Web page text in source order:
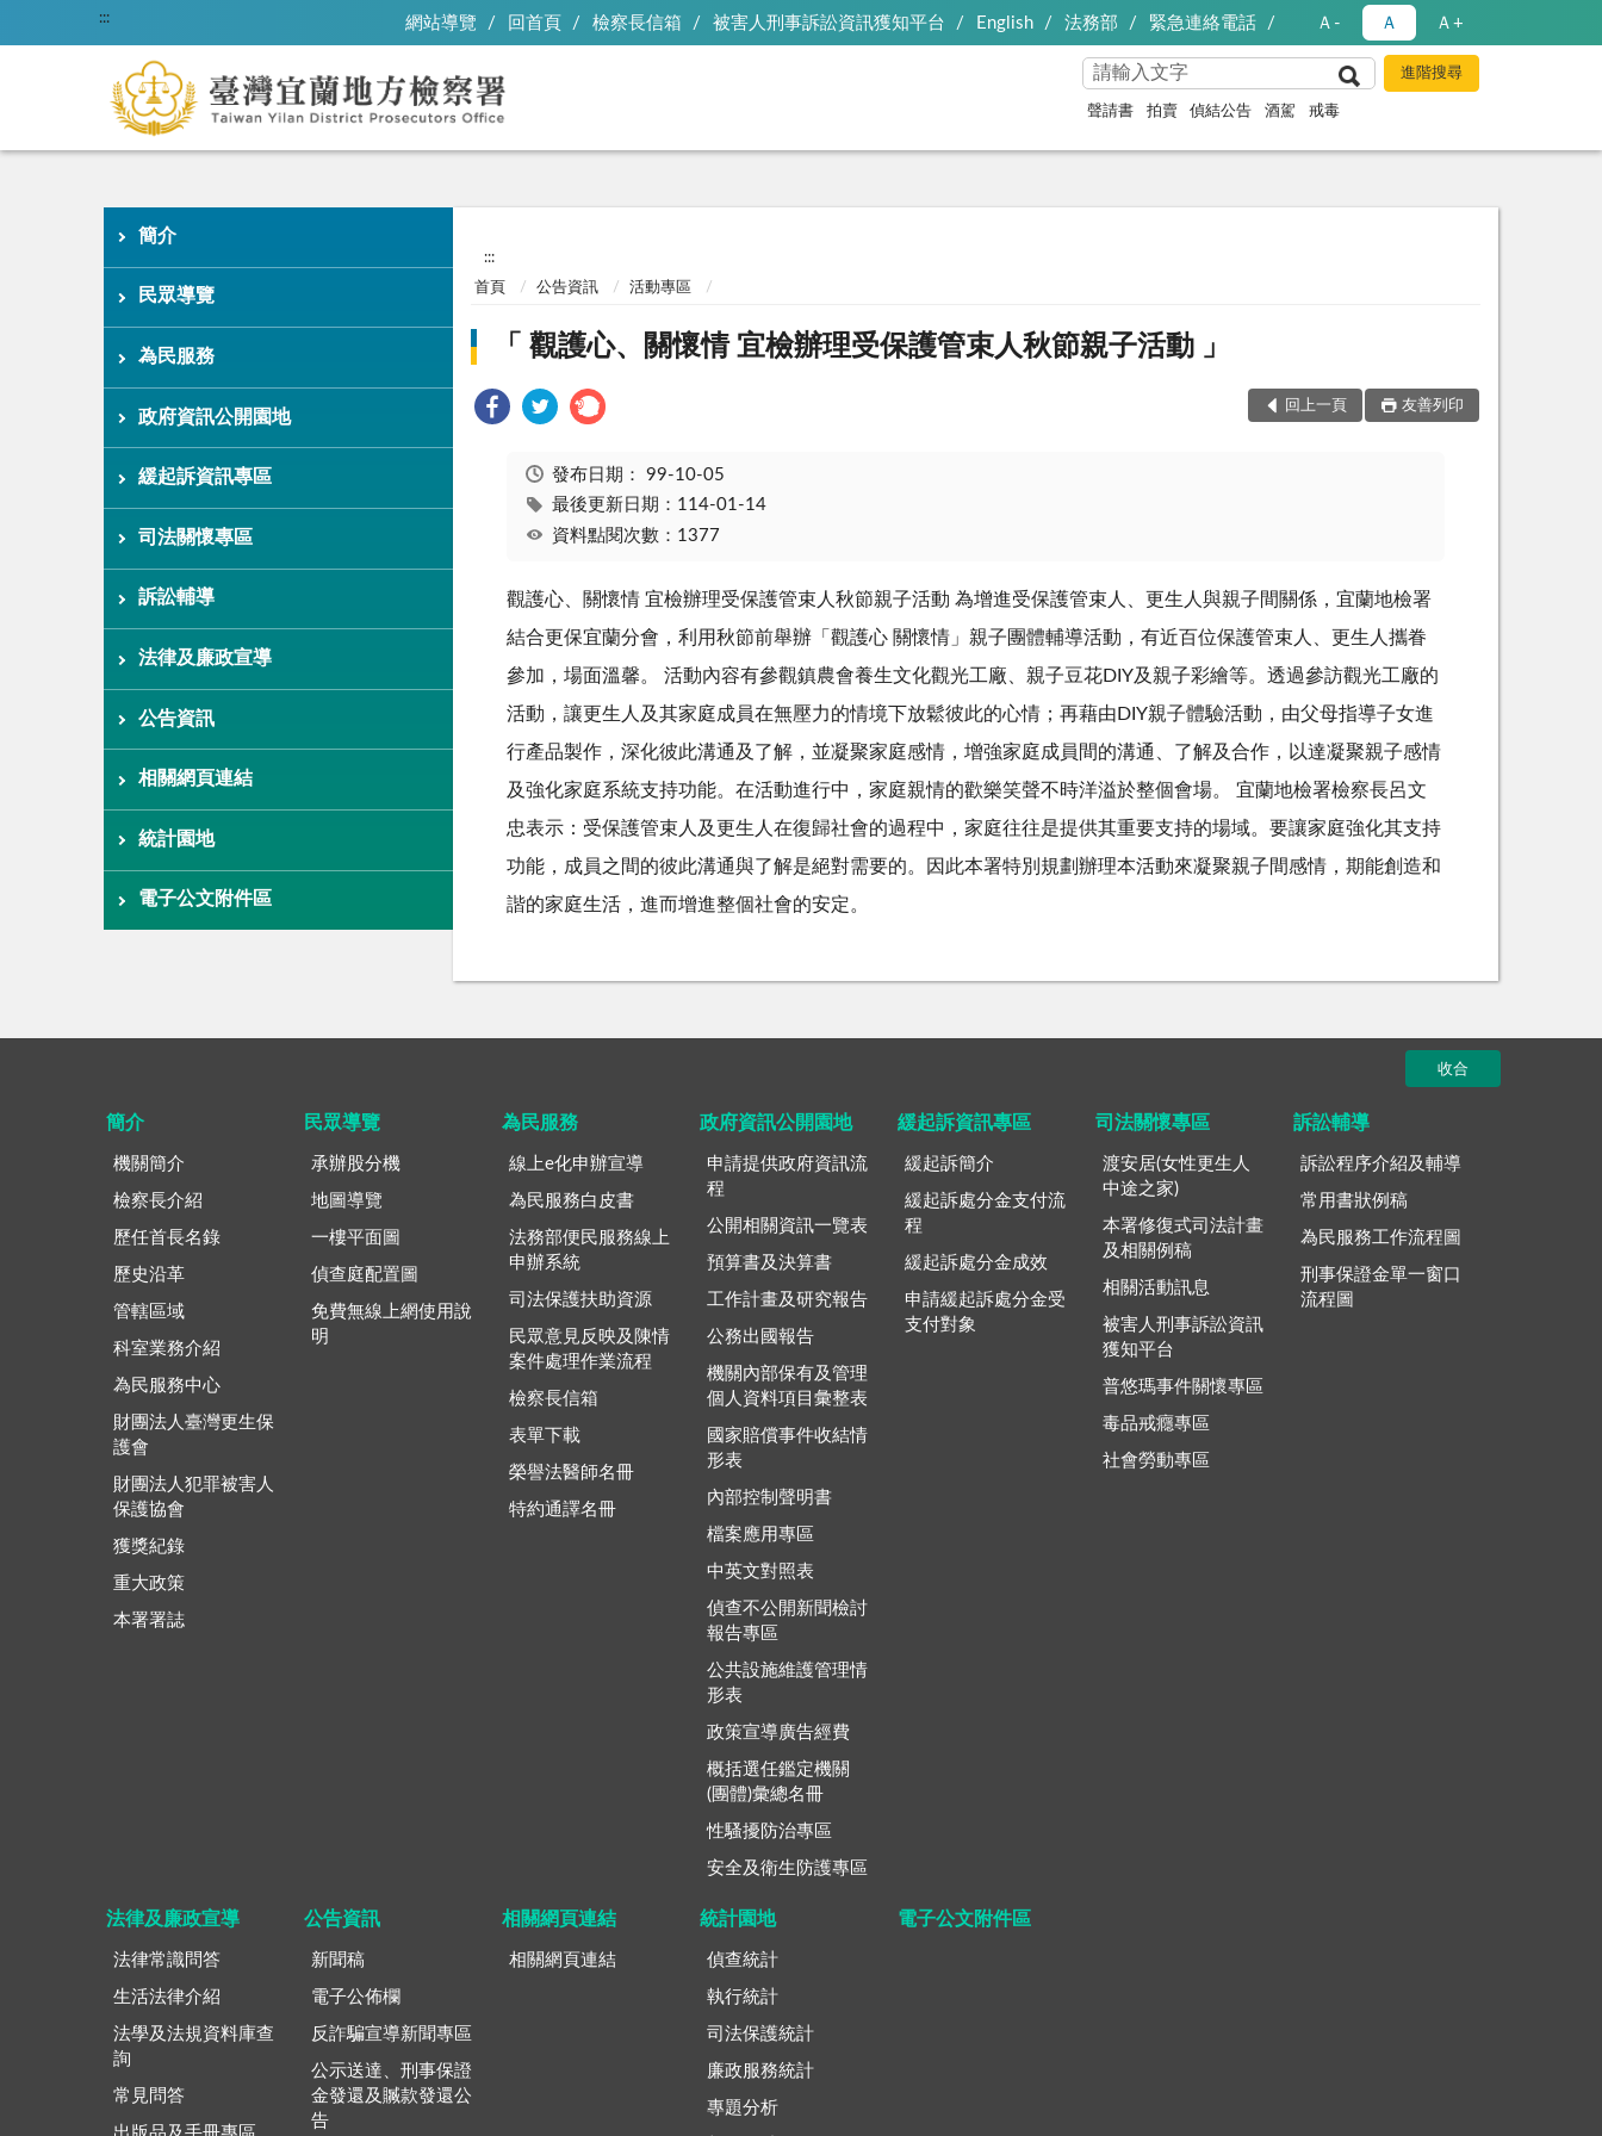
::: 網站導覽 回首頁 檢察長信箱 被害人刑事訴訟資訊獲知平台 English 法務部 緊急連絡電話 Ａ- Ａ Ａ+
聲請書 拍賣 偵結公告 酒駕 戒毒
簡介
民眾導覽
為民服務
政府資訊公開園地
緩起訴資訊專區
司法關懷專區
訴訟輔導
法律及廉政宣導
公告資訊
相關網頁連結
統計園地
電子公文附件區
:::
首頁 公告資訊 活動專區
「 觀護心、關懷情 宜檢辦理受保護管束人秋節親子活動 」
回上一頁 友善列印
發布日期： 99-10-05
最後更新日期：114-01-14
資料點閱次數：1377
觀護心、關懷情 宜檢辦理受保護管束人秋節親子活動 為增進受保護管束人、更生人與親子間關係，宜蘭地檢署
結合更保宜蘭分會，利用秋節前舉辦「觀護心 關懷情」親子團體輔導活動，有近百位保護管束人、更生人攜眷
參加，場面溫馨。 活動內容有參觀鎮農會養生文化觀光工廠、親子豆花DIY及親子彩繪等。透過參訪觀光工廠的
活動，讓更生人及其家庭成員在無壓力的情境下放鬆彼此的心情；再藉由DIY親子體驗活動，由父母指導子女進
行產品製作，深化彼此溝通及了解，並凝聚家庭感情，增強家庭成員間的溝通、了解及合作，以達凝聚親子感情
及強化家庭系統支持功能。在活動進行中，家庭親情的歡樂笑聲不時洋溢於整個會場。 宜蘭地檢署檢察長呂文
忠表示：受保護管束人及更生人在復歸社會的過程中，家庭往往是提供其重要支持的場域。要讓家庭強化其支持
功能，成員之間的彼此溝通與了解是絕對需要的。因此本署特別規劃辦理本活動來凝聚親子間感情，期能創造和
諧的家庭生活，進而增進整個社會的安定。
收合
簡介
機關簡介
檢察長介紹
歷任首長名錄
歷史沿革
管轄區域
科室業務介紹
為民服務中心
財團法人臺灣更生保
護會
財團法人犯罪被害人
保護協會
獲獎紀錄
重大政策
本署署誌
民眾導覽
承辦股分機
地圖導覽
一樓平面圖
偵查庭配置圖
免費無線上網使用說
明
為民服務
線上e化申辦宣導
為民服務白皮書
法務部便民服務線上
申辦系統
司法保護扶助資源
民眾意見反映及陳情
案件處理作業流程
檢察長信箱
表單下載
榮譽法醫師名冊
特約通譯名冊
政府資訊公開園地
申請提供政府資訊流
程
公開相關資訊一覽表
預算書及決算書
工作計畫及研究報告
公務出國報告
機關內部保有及管理
個人資料項目彙整表
國家賠償事件收結情
形表
內部控制聲明書
檔案應用專區
中英文對照表
偵查不公開新聞檢討
報告專區
公共設施維護管理情
形表
政策宣導廣告經費
概括選任鑑定機關
(團體)彙總名冊
性騷擾防治專區
安全及衛生防護專區
緩起訴資訊專區
緩起訴簡介
緩起訴處分金支付流
程
緩起訴處分金成效
申請緩起訴處分金受
支付對象
司法關懷專區
渡安居(女性更生人
中途之家)
本署修復式司法計畫
及相關例稿
相關活動訊息
被害人刑事訴訟資訊
獲知平台
普悠瑪事件關懷專區
毒品戒癮專區
社會勞動專區
訴訟輔導
訴訟程序介紹及輔導
常用書狀例稿
為民服務工作流程圖
刑事保證金單一窗口
流程圖
法律及廉政宣導
法律常識問答
生活法律介紹
法學及法規資料庫查
詢
常見問答
公告資訊
新聞稿
電子公佈欄
反詐騙宣導新聞專區
公示送達、刑事保證
金發還及贓款發還公
告
相關網頁連結
相關網頁連結
統計園地
偵查統計
執行統計
司法保護統計
廉政服務統計
專題分析
電子公文附件區